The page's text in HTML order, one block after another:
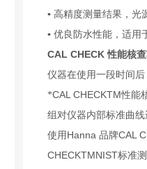
▪ 高精度测量结果，光
▪ 优良防水性能，适用
CAL CHECK性能核
仪器在使用一段时间
*CAL CHECKTM性能
组对仪器内部标准曲
使用 Hanna 品牌CAL
CHECKTMNIST标准